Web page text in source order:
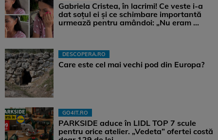
Gabriela Cristea, în lacrimi! Ce veste i-a
dat soțul ei și ce schimbare importantă
urmează pentru amândoi: „Nu eram ...
DESCOPERA.RO
Care este cel mai vechi pod din Europa?
GO4IT.RO
PARKSIDE aduce în LIDL TOP 7 scule
pentru orice atelier. „Vedeta” ofertei costă